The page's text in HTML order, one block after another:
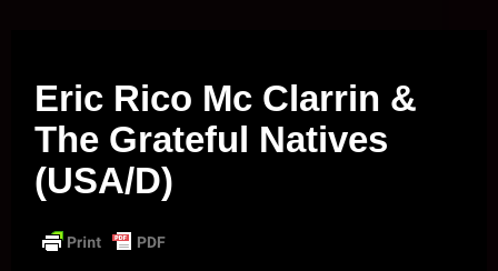
Eric Rico Mc Clarrin &
The Grateful Natives
(USA/D)